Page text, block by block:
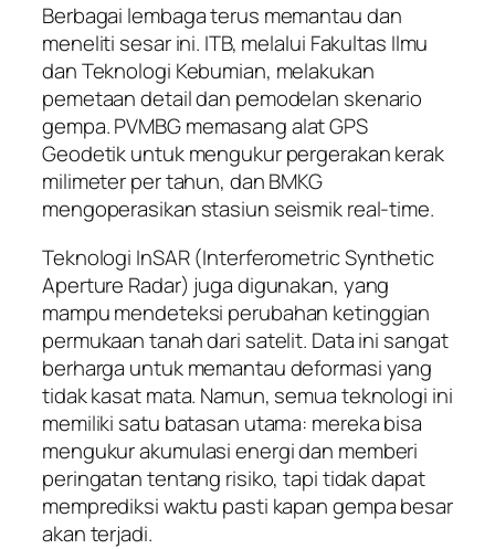
Berbagai lembaga terus memantau dan
meneliti sesar ini. ITB, melalui Fakultas Ilmu
dan Teknologi Kebumian, melakukan
pemetaan detail dan pemodelan skenario
gempa. PVMBG memasang alat GPS
Geodetik untuk mengukur pergerakan kerak
milimeter per tahun, dan BMKG
mengoperasikan stasiun seismik real-time.
Teknologi InSAR (Interferometric Synthetic
Aperture Radar) juga digunakan, yang
mampu mendeteksi perubahan ketinggian
permukaan tanah dari satelit. Data ini sangat
berharga untuk memantau deformasi yang
tidak kasat mata. Namun, semua teknologi ini
memiliki satu batasan utama: mereka bisa
mengukur akumulasi energi dan memberi
peringatan tentang risiko, tapi tidak dapat
memprediksi waktu pasti kapan gempa besar
akan terjadi.